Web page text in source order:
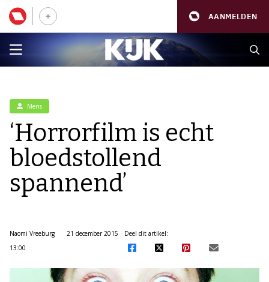
AANMELDEN
Mens
‘Horrorfilm is echt
bloedstollend
spannend’
Naomi Vreeburg
21 december 2015
13:00
Deel dit artikel: